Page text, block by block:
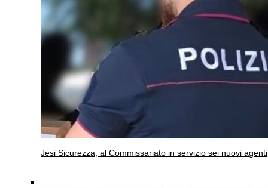
Jesi Sicurezza, al Commissariato in servizio sei nuovi agenti